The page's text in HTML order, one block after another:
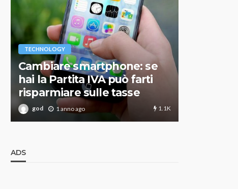
TECHNOLOGY
Cambiare smartphone: se
hai la Partita IVA può farti
risparmiare sulle tasse
god 1 anno ago 1.1K
ADS